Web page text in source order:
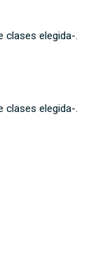
clases elegida-.
clases elegida-.